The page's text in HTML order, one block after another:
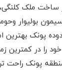
ساخت ملک کلنگی،
بولیوار
پونک
را در
پونک راحت